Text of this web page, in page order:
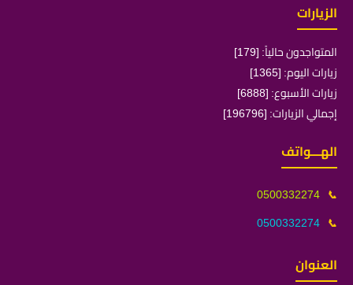
الزيارات
المتواجدون حالياً: [179]
زيارات اليوم: [1365]
زيارات الأسبوع: [6888]
إجمالي الزيارات: [196796]
الهـــواتف
📞
0500332274
📞
0500332274
العنوان